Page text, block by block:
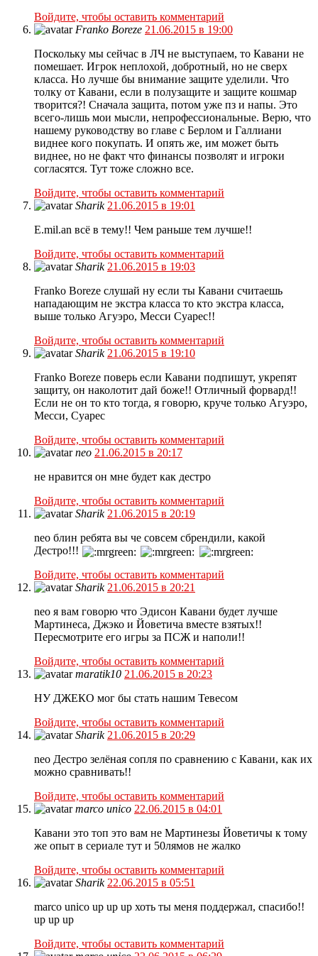
Войдите, чтобы оставить комментарий
Franko Boreze 21.06.2015 в 19:00
Поскольку мы сейчас в ЛЧ не выступаем, то Кавани не
помешает. Игрок неплохой, добротный, но не сверх
класса. Но лучше бы внимание защите уделили. Что
толку от Кавани, если в полузащите и защите кошмар
творится?! Сначала защита, потом уже пз и напы. Это
всего-лишь мои мысли, непрофессиональные. Верю, что
нашему руководству во главе с Берлом и Галлиани
виднее кого покупать. И опять же, им может быть
виднее, но не факт что финансы позволят и игроки
согласятся. Тут тоже сложно все.
Войдите, чтобы оставить комментарий
Sharik 21.06.2015 в 19:01
E.mil.an всё в тему!! Чем раньше тем лучше!!
Войдите, чтобы оставить комментарий
Sharik 21.06.2015 в 19:03
Franko Boreze слушай ну если ты Кавани считаешь
нападающим не экстра класса то кто экстра класса,
выше только Агуэро, Месси Суарес!!
Войдите, чтобы оставить комментарий
Sharik 21.06.2015 в 19:10
Franko Boreze поверь если Кавани подпишут, укрепят
защиту, он наколотит дай боже!! Отличный форвард!!
Если не он то кто тогда, я говорю, круче только Агуэро,
Месси, Суарес
Войдите, чтобы оставить комментарий
neo 21.06.2015 в 20:17
не нравится он мне будет как дестро
Войдите, чтобы оставить комментарий
Sharik 21.06.2015 в 20:19
neo блин ребята вы че совсем сбрендили, какой
Дестро!!!
Войдите, чтобы оставить комментарий
Sharik 21.06.2015 в 20:21
neo я вам говорю что Эдисон Кавани будет лучше
Мартинеса, Джэко и Йоветича вместе взятых!!
Пересмотрите его игры за ПСЖ и наполи!!
Войдите, чтобы оставить комментарий
maratik10 21.06.2015 в 20:23
НУ ДЖЕКО мог бы стать нашим Тевесом
Войдите, чтобы оставить комментарий
Sharik 21.06.2015 в 20:29
neo Дестро зелёная сопля по сравнению с Кавани, как их
можно сравнивать!!
Войдите, чтобы оставить комментарий
marco unico 22.06.2015 в 04:01
Кавани это топ это вам не Мартинезы Йоветичы к тому
же опыт в сериале тут и 50лямов не жалко
Войдите, чтобы оставить комментарий
Sharik 22.06.2015 в 05:51
marco unico up up up хоть ты меня поддержал, спасибо!!
up up up
Войдите, чтобы оставить комментарий